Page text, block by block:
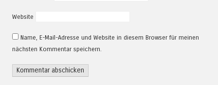
Website
Name, E-Mail-Adresse und Website in diesem Browser für meinen
nächsten Kommentar speichern.